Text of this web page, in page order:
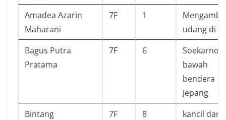
Amadea Azarin
Maharani
7F 1
Mengambil
udang di
Bagus Putra
Pratama
7F 6
Soekarno
bawah
bendera
Jepang
Bintang
7F 8
kancil dan